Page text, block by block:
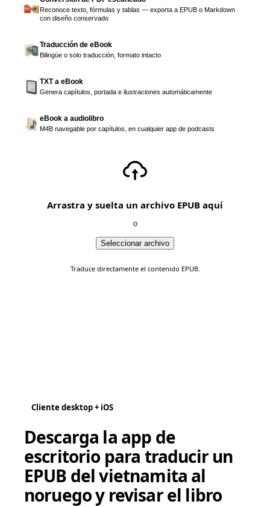
Reconoce texto, fórmulas y tablas — exporta a EPUB o Markdown
con diseño conservado
Traducción de eBook
Bilingüe o solo traducción, formato intacto
TXT a eBook
Genera capítulos, portada e ilustraciones automáticamente
eBook a audiolibro
M4B navegable por capítulos, en cualquier app de podcasts
Arrastra y suelta un archivo EPUB aquí
o
Seleccionar archivo
Traduce directamente el contenido EPUB.
Cliente desktop + iOS
Descarga la app de
escritorio para traducir un
EPUB del vietnamita al
noruego y revisar el libro